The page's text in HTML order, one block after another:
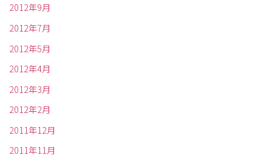
2012年9月
2012年7月
2012年5月
2012年4月
2012年3月
2012年2月
2011年12月
2011年11月